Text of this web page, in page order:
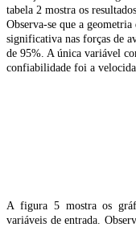
tabela 2 mostra os
Observa-se que a
significativa nas forças de
de 95%. A única variável
confiabilidade foi a
A figura 5 mostra os
variáveis de entrada.